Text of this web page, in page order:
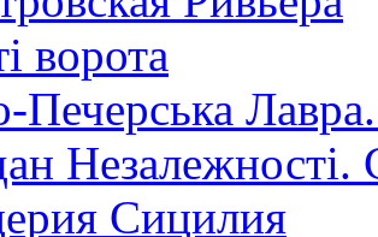
ворота
Печерська
Незалежності.
Сицилия